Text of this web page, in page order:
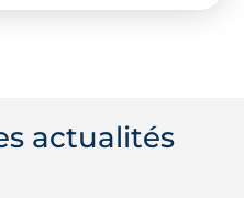
actualités